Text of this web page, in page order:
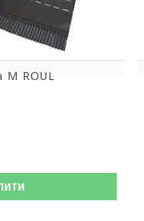
M ROUL